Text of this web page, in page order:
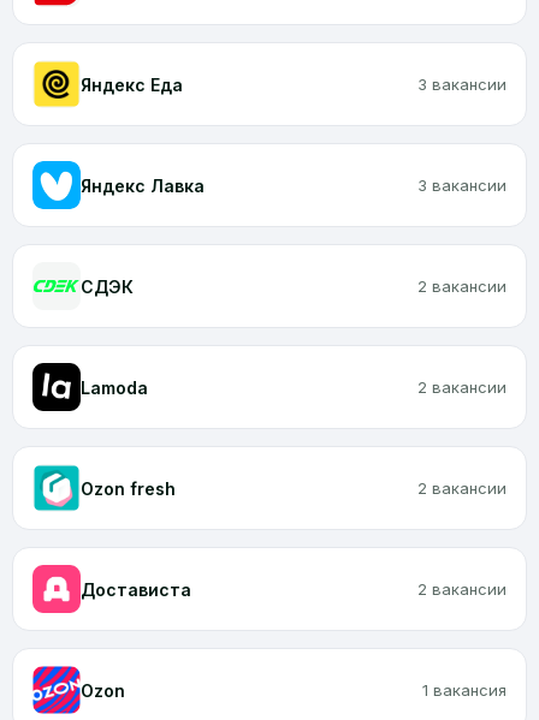
Яндекс Еда 3 вакансии
Яндекс Лавка 3 вакансии
CДЭК 2 вакансии
Lamoda 2 вакансии
Ozon fresh 2 вакансии
Достависта 2 вакансии
Ozon 1 вакансия